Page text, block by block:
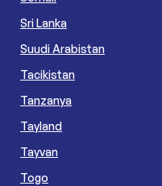
Sri Lanka
Suudi Arabistan
Tacikistan
Tanzanya
Tayland
Tayvan
Togo